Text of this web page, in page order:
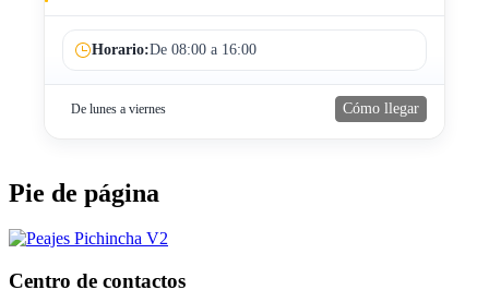
Horario:De 08:00 a 16:00
De lunes a viernes Cómo llegar
Pie de página
Centro de contactos